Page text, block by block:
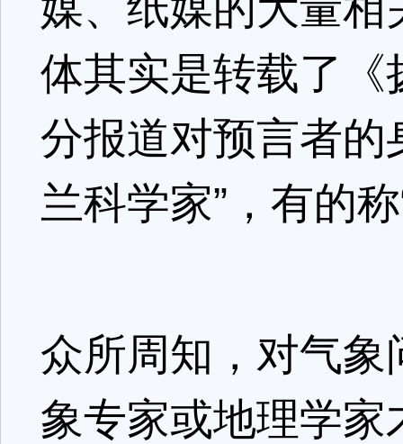
体其实是转载了
分报道对预言者的
兰科学家”，有的
众所周知，对气
象专家或地理学家